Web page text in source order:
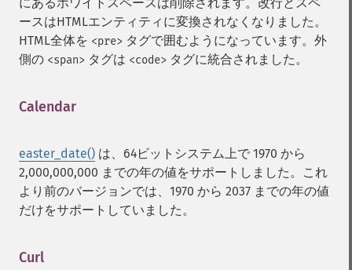
ースはHTMLエンティティに変換されなくなりました。
HTML全体を <pre> タグで囲むようになっています。外
側の <span> タグは <code> タグに統合されました。
Calendar
easter_date() は、64ビットシステム上で 1970 から
2,000,000,000 までの年の値をサポートしました。これ
より前のバージョンでは、1970 から 2037 までの年の値
だけをサポートしていました。
Curl